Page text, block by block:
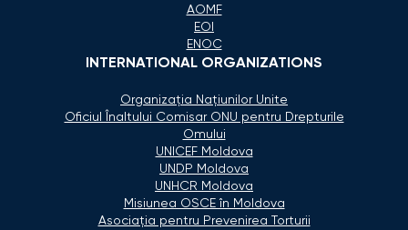
AOMF
EOI
ENOC
INTERNATIONAL ORGANIZATIONS
Organizaţia Naţiunilor Unite
Oficiul Înaltului Comisar ONU pentru Drepturile
Omului
UNICEF Moldova
UNDP Moldova
UNHCR Moldova
Misiunea OSCE în Moldova
Asociaţia pentru Prevenirea Torturii